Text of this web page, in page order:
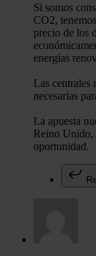
Si somos
CO2,
precio de los
energías
Las centrales
necesarias
La apuesta
Reino Unido,
oportunidad.